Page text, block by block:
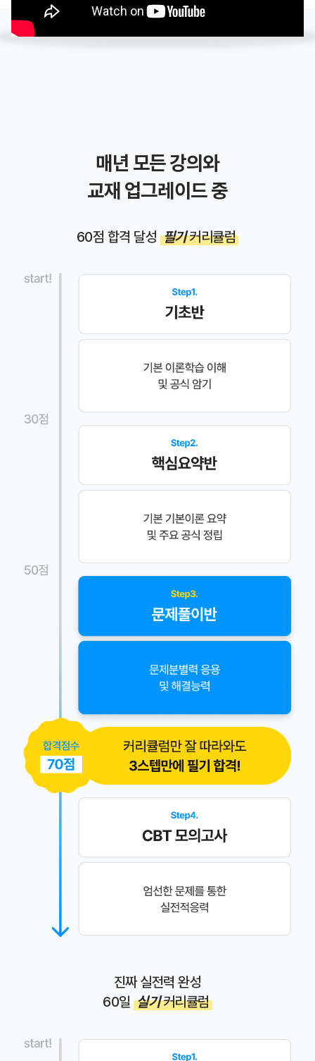
매년 모든 강의와
교재 업그레이드 중
60점 합격 달성 필기커리큘럼
진짜 실전력 완성
60일실기커리큘럼